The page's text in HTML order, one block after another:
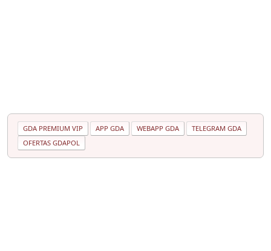
GDA PREMIUM VIP APP GDA WEBAPP GDA
TELEGRAM GDA
OFERTAS GDAPOL